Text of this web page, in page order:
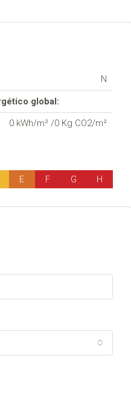
N
global:
0 kWh/m² /0 Kg CO2/m²
E F G H